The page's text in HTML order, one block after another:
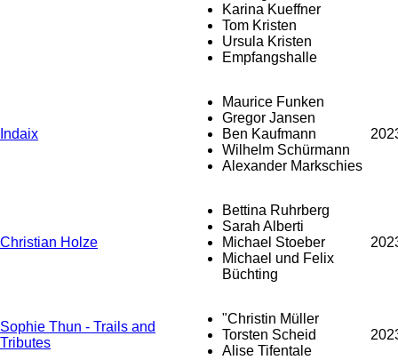
Karina Kueffner
Tom Kristen
Ursula Kristen
Empfangshalle
Indaix
Maurice Funken
Gregor Jansen
Ben Kaufmann
Wilhelm Schürmann
Alexander Markschies
Christian Holze
Bettina Ruhrberg
Sarah Alberti
Michael Stoeber
Michael und Felix
Büchting
Sophie Thun - Trails and
Tributes
"Christin Müller
Torsten Scheid
Alise Tifentale